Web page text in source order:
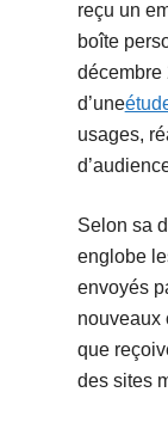
reçu un
boîte
décembre
d’une
usages,
Selon sa
englobe
envoyés
nouveaux
que
des sites